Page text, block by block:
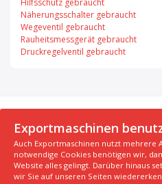
Näherungsschalter gebraucht
Wegeventil gebraucht
Rauheitsmessgerät gebraucht
Druckregelventil gebraucht
© 2026
Über uns
AGB
Impressum
Hersteller
Unsere Top Maschinen #2
Exportmaschinen
Auch Exportmaschinen nutzt mehrere
notwendige Cookies benötigen wir,
Website alles gelingt. Darüber hinaus
wir Sie auf unseren Seiten